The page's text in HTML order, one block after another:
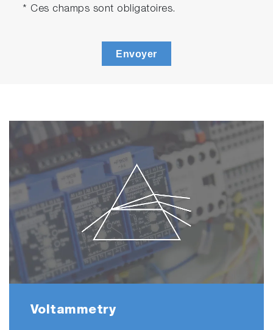
* Ces champs sont obligatoires.
Envoyer
Voltammetry